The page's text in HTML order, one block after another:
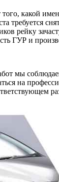
какой
требуется
рейку
ГУР и
мы
на